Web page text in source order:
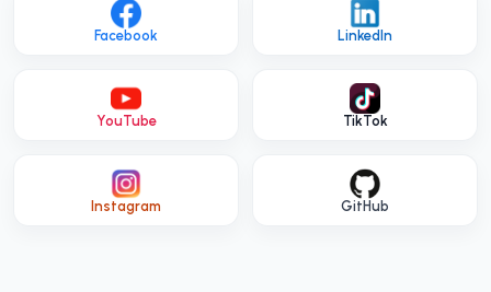
Facebook LinkedIn
YouTube TikTok
Instagram GitHub